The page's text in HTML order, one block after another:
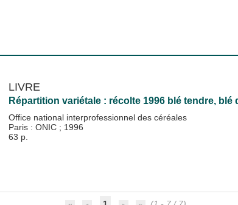
LIVRE
Répartition variétale : récolte 1996 blé tendre, blé
Office national interprofessionnel des céréales
Paris : ONIC ; 1996
63 p.